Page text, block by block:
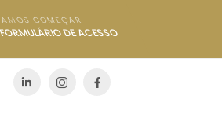
COMEÇAR
FORMULÁRIO DE ACESSO